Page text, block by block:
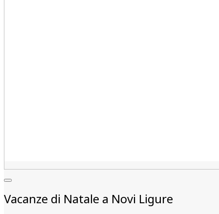
Vacanze di Natale a Novi Ligure